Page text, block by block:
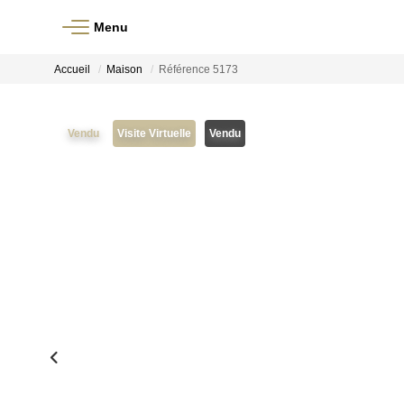
Menu
Accueil Maison Référence 5173
Vendu Visite Virtuelle Vendu